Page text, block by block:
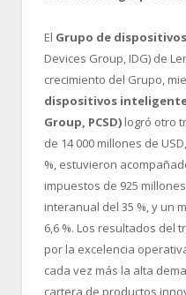
El Grupo de
Devices Group, IDG) de
crecimiento del Grupo,
dispositivos
Group, PCSD) logró otro
de 14 000 millones de
%, estuvieron
impuestos de 925
interanual del 35 %, y un
6,6 %. Los resultados del
por la excelencia
cada vez más la alta
cartera de productos